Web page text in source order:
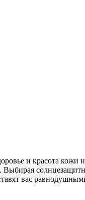
и красота кожи
вас